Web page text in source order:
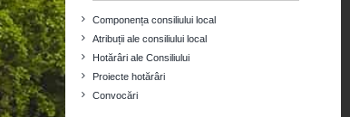
Componența consiliului local
Atribuții ale consiliului local
Hotărâri ale Consiliului
Proiecte hotărâri
Convocări